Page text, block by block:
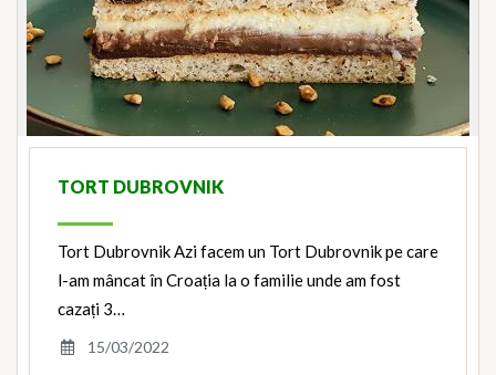
TORT DUBROVNIK
Tort Dubrovnik Azi facem un Tort Dubrovnik pe care
l-am mâncat în Croația la o familie unde am fost
cazați 3…
15/03/2022